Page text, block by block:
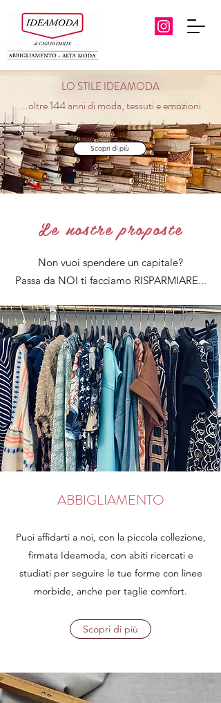
Scopri di più
...oltre 144 anni di moda, tessuti e emozioni
LO STILE IDEAMODA
Le nostre proposte
Non vuoi spendere un capitale?
Passa da NOI ti facciamo RISPARMIARE...
ABBIGLIAMENTO
Puoi affidarti a noi, con la piccola collezione,
firmata Ideamoda, con abiti ricercati e
studiati per seguire le tue forme con linee
morbide, anche per taglie comfort.
Scopri di più